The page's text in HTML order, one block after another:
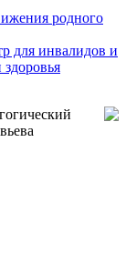
родного
для инвалидов и